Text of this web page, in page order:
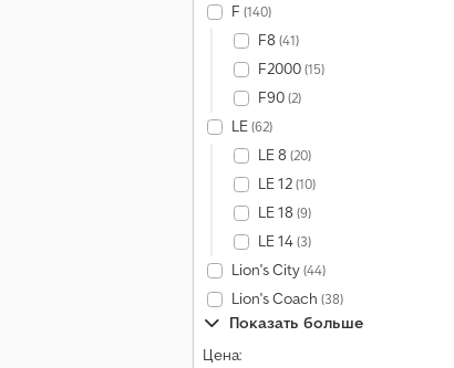
F (140)
F8 (41)
F2000(15)
F90(2)
LE(62)
LE 8 (20)
LE 12(10)
LE 18 (9)
LE 14(3)
Lion's City(44)
Lion's Coach (38)
Показать больше
Цена:
Volvo L Строительная Техника